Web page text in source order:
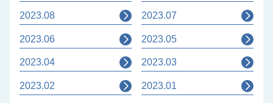
2023.08 2023.07
2023.06 2023.05
2023.04 2023.03
2023.02 2023.01